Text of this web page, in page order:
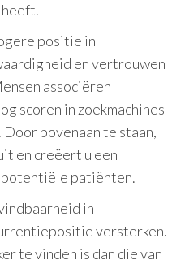
positie in
en vertrouwen
associëren
scoren in zoekmachines
bovenaan te staan,
en creëert u een
patiënten.
in
versterken.
te vinden is dan die van